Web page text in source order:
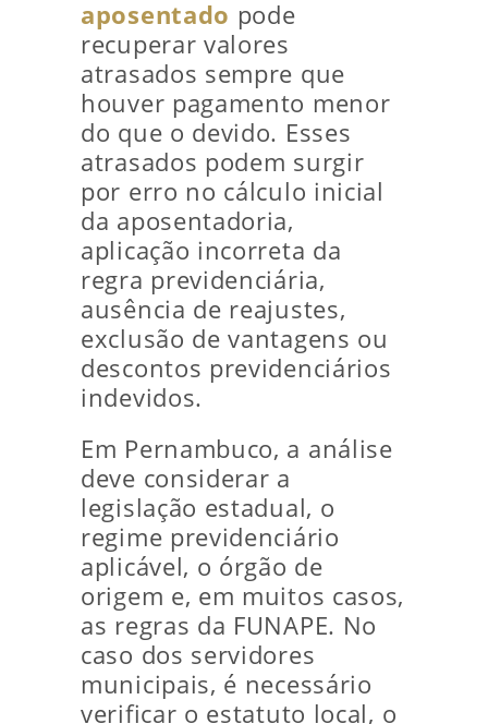
aposentado pode
recuperar valores
atrasados sempre que
houver pagamento menor
do que o devido. Esses
atrasados podem surgir
por erro no cálculo inicial
da aposentadoria,
aplicação incorreta da
regra previdenciária,
ausência de reajustes,
exclusão de vantagens ou
descontos previdenciários
indevidos.
Em Pernambuco, a análise
deve considerar a
legislação estadual, o
regime previdenciário
aplicável, o órgão de
origem e, em muitos casos,
as regras da FUNAPE. No
caso dos servidores
municipais, é necessário
verificar o estatuto local, o